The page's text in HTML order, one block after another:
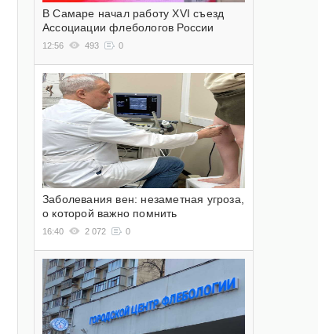
В Самаре начал работу XVI съезд
Ассоциации флебологов России
12:56 493 0
Заболевания вен: незаметная угроза,
о которой важно помнить
16:40 2 072 0